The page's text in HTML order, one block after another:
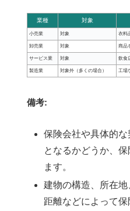
業種 対象
小売業 対象 衣料
卸売業 対象 商品
サービス業 対象 飲食
製造業 対象外（多くの場合） 工場
備考:
保険会社や具体的
となるかどうか、
ます。
建物の構造、所在
距離などによって